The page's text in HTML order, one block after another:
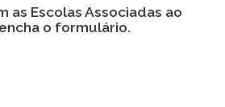
as Escolas Associadas ao
o formulário.